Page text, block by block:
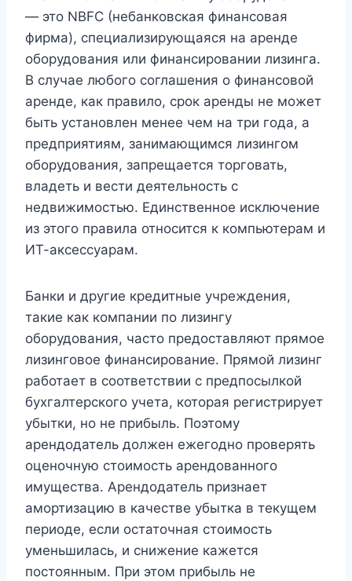
— это NBFC (небанковская финансовая
фирма), специализирующаяся на аренде
оборудования или финансировании лизинга.
В случае любого соглашения о финансовой
аренде, как правило, срок аренды не может
быть установлен менее чем на три года, а
предприятиям, занимающимся лизингом
оборудования, запрещается торговать,
владеть и вести деятельность с
недвижимостью. Единственное исключение
из этого правила относится к компьютерам и
ИТ-аксессуарам.
Банки и другие кредитные учреждения,
такие как компании по лизингу
оборудования, часто предоставляют прямое
лизинговое финансирование. Прямой лизинг
работает в соответствии с предпосылкой
бухгалтерского учета, которая регистрирует
убытки, но не прибыль. Поэтому
арендодатель должен ежегодно проверять
оценочную стоимость арендованного
имущества. Арендодатель признает
амортизацию в качестве убытка в текущем
периоде, если остаточная стоимость
уменьшилась, и снижение кажется
постоянным. При этом прибыль не